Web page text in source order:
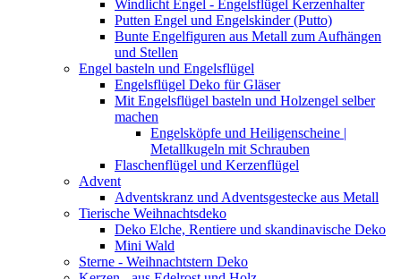
Windlicht Engel - Engelsflügel Kerzenhalter
Putten Engel und Engelskinder (Putto)
Bunte Engelfiguren aus Metall zum Aufhängen
und Stellen
Engel basteln und Engelsflügel
Engelsflügel Deko für Gläser
Mit Engelsflügel basteln und Holzengel selber
machen
Engelsköpfe und Heiligenscheine |
Metallkugeln mit Schrauben
Flaschenflügel und Kerzenflügel
Advent
Adventskranz und Adventsgestecke aus Metall
Tierische Weihnachtsdeko
Deko Elche, Rentiere und skandinavische Deko
Mini Wald
Sterne - Weihnachtstern Deko